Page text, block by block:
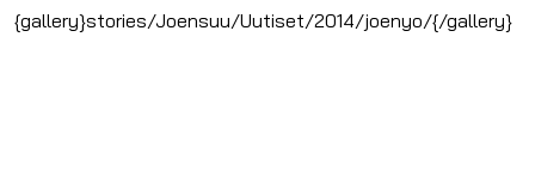
{gallery}stories/Joensuu/Uutiset/2014/joenyo/{/gallery}